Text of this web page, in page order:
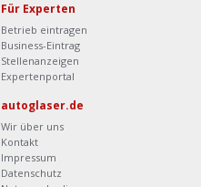
Für Experten
Betrieb eintragen
Business-Eintrag
Stellenanzeigen
Expertenportal
autoglaser.de
Wir über uns
Kontakt
Impressum
Datenschutz